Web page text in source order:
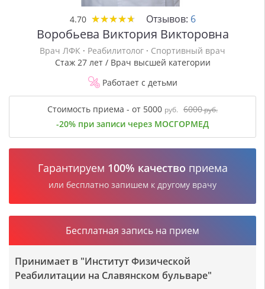
4.70 ★★★★★
★★★★★ Отзывов: 6
Воробьева Виктория Викторовна
Врач ЛФК · Реабилитолог · Спортивный врач
Стаж 27 лет / Врач высшей категории
Работает с детьми
Стоимость приема - от 5000 руб. 6000руб.
-20% при записи через МОСГОРМЕД
Гарантируем 100% качество приема
или бесплатно запишем к другому врачу
Бесплатная запись на прием
Принимает в "Институт Физической
Реабилитации на Славянском бульваре"